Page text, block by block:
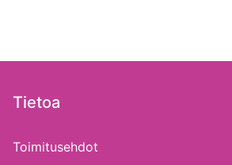
Tietoa
Toimitusehdot